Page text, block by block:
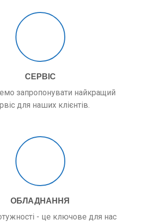
СЕРВІС
запропонувати найкращий
для наших клієнтів.
ОБЛАДНАННЯ
- це ключове для нас